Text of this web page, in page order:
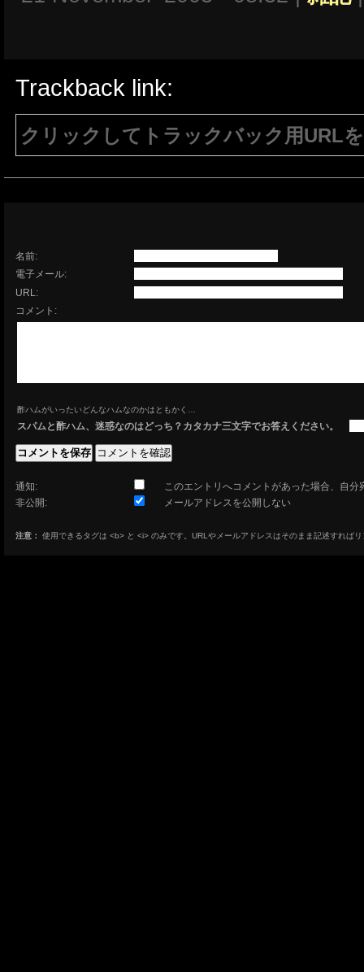
Trackback link:
クリックしてトラックバック用URL
名前:
電子メール:
URL:
コメント:
酢ハムがいったいどんなハムなのかはともかく…
スパムと酢ハム、迷惑なのはどっち？カタカナ三文字でお答えください。
通知:
このエントリへコメントがあった場合、自分
非公開:
メールアドレスを公開しない
注意： 使用できるタグは <b> と <i> のみです。URLやメールアドレスはそのまま記述すれば